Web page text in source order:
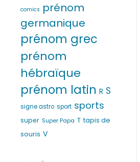
comics prénom
germanique
prénom grec
prénom
hébraïque
prénom latin R S
signe astro sport sports
super Super Papa T tapis de
souris V